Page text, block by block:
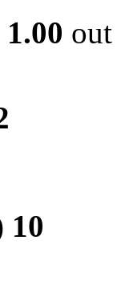
1.00 out
10